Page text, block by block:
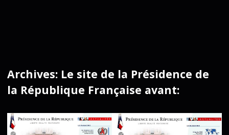
Archives: Le site de la Présidence de
la République Française avant: